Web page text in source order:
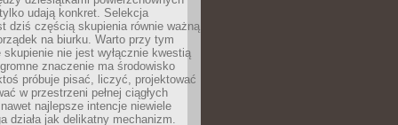
udają konkret. Selekcja
dziś częścią skupienia równie ważną
na biurku. Warto przy tym
nie jest wyłącznie kwestią
znaczenie ma środowisko
próbuje pisać, liczyć, projektować
w przestrzeni pełnej ciągłych
najlepsze intencje niewiele
działa jak delikatny mechanizm.